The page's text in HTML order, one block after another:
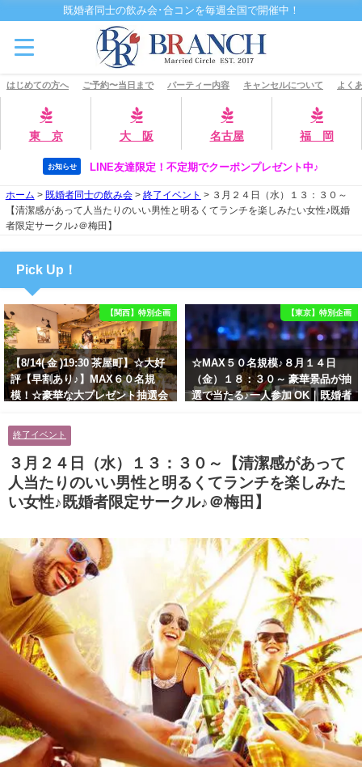
既婚者同士の飲み会･合コンを毎週全国で開催中！
はじめての方へ ご予約〜当日まで パーティー内容 キャンセルについて よく
東 京 大 阪 名古屋 福 岡
お知らせ LINE友達限定！不定期でクーポンプレゼント中♪
ホーム > 既婚者同士の飲み会> 終了イベント > ３月２４日（水）１３：３０～
【清潔感があって人当たりのいい男性と明るくてランチを楽しみたい女性♪既婚
者限定サークル♪＠梅田】
Pick Up！
【関西】特別企画
【8/14( 金 )19:30 茶屋町】☆大好
評【早割あり♪】MAX６０名規
模！☆豪華な大プレゼント抽選会
男性とオシャレ好きで落ち着いた
大人女性の既婚者限定ビッグパー
ティー♪＠茶屋町】
【東京】特別企画
☆MAX５０名規模♪８月１４日
（金）１８：３０～ 豪華景品が抽
選で当たる♪一人参加 OK｜既婚者
女性の既婚者限定ビッグパーティ
ー♪＠池袋】
終了イベント
３月２４日（水）１３：３０～【清潔感があって
人当たりのいい男性と明るくてランチを楽しみた
い女性♪既婚者限定サークル♪＠梅田】